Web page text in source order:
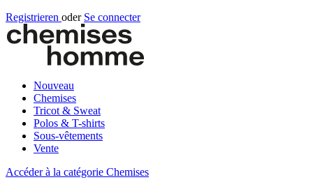
Registrieren oder Se connecter
Nouveau
Chemises
Tricot & Sweat
Polos & T-shirts
Sous-vêtements
Vente
Accéder à la catégorie Chemises